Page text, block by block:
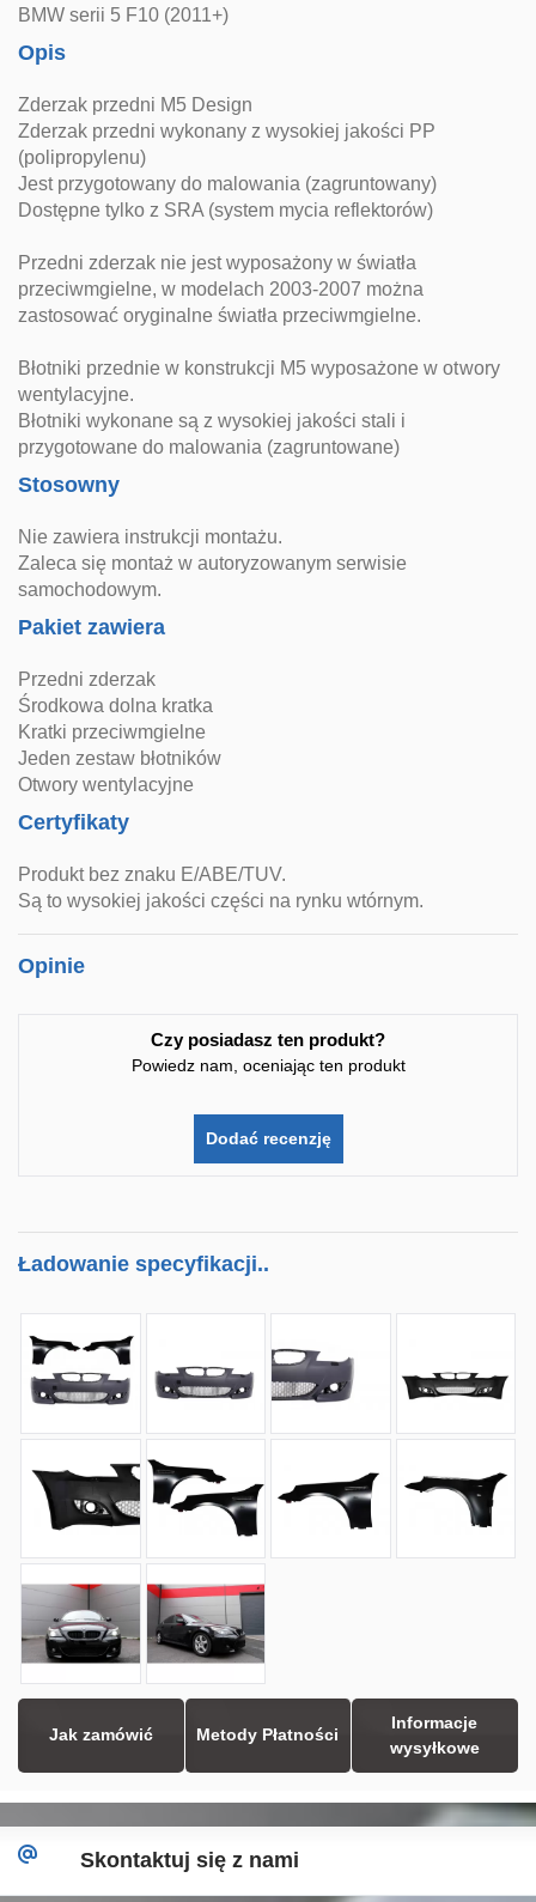
BMW serii 5 F10 (2011+)
Opis
Zderzak przedni M5 Design
Zderzak przedni wykonany z wysokiej jakości PP
(polipropylenu)
Jest przygotowany do malowania (zagruntowany)
Dostępne tylko z SRA (system mycia reflektorów)
Przedni zderzak nie jest wyposażony w światła
przeciwmgielne, w modelach 2003-2007 można
zastosować oryginalne światła przeciwmgielne.
Błotniki przednie w konstrukcji M5 wyposażone w otwory
wentylacyjne.
Błotniki wykonane są z wysokiej jakości stali i
przygotowane do malowania (zagruntowane)
Stosowny
Nie zawiera instrukcji montażu.
Zaleca się montaż w autoryzowanym serwisie
samochodowym.
Pakiet zawiera
Przedni zderzak
Środkowa dolna kratka
Kratki przeciwmgielne
Jeden zestaw błotników
Otwory wentylacyjne
Certyfikaty
Produkt bez znaku E/ABE/TUV.
Są to wysokiej jakości części na rynku wtórnym.
Opinie
Czy posiadasz ten produkt?
Powiedz nam, oceniając ten produkt
Dodać recenzję
Ładowanie specyfikacji..
Jak zamówić Metody Płatności
Informacje
wysyłkowe
Skontaktuj się z nami